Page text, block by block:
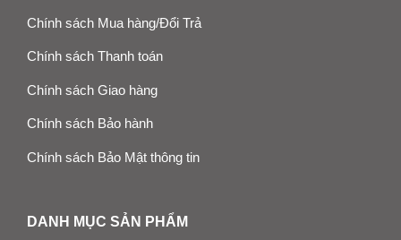
Chính sách Mua hàng/Đổi Trả
Chính sách Thanh toán
Chính sách Giao hàng
Chính sách Bảo hành
Chính sách Bảo Mật thông tin
DANH MỤC SẢN PHẨM